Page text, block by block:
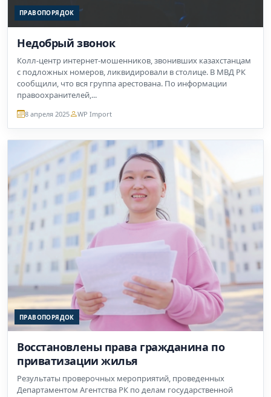
ПРАВОПОРЯДОК
Недобрый звонок
Колл-центр интернет-мошенников, звонивших казахстанцам
с подложных номеров, ликвидировали в столице. В МВД РК
сообщили, что вся группа арестована. По информации
правоохранителей,...
8 апреля 2025 WP Import
ПРАВОПОРЯДОК
Восстановлены права гражданина по
приватизации жилья
Результаты проверочных мероприятий, проведенных
Департаментом Агентства РК по делам государственной